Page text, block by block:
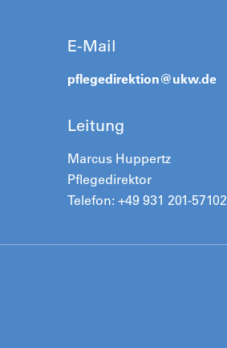
E-Mail
pflegedirektion@ukw.de
Leitung
Marcus Huppertz
Pflegedirektor
Telefon: +49 931 201-57102